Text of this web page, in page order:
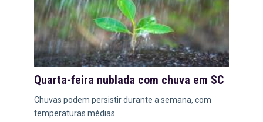
Quarta-feira nublada com chuva em SC
Chuvas podem persistir durante a semana, com
temperaturas médias